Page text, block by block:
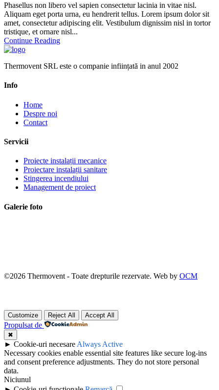
Phasellus non libero vel sapien consectetur lacinia in vitae nisl.
Aliquam eget porta urna, eu hendrerit tellus. Lorem ipsum dolor sit
amet, consectetur adipiscing elit. Vestibulum dignissim nisl in tortor
tristique, et ornare nisl...
Continue Reading
Thermovent SRL este o companie inființată in anul 2002
Info
Home
Despre noi
Contact
Servicii
Proiecte instalații mecanice
Proiectare instalații sanitare
Stingerea incendiului
Management de proiect
Galerie foto
©2026 Thermovent - Toate drepturile rezervate. Web by OCM
Customize Reject All Accept All
Propulsat de
✖
► Cookie-uri necesare Always Active
Necessary cookies enable essential site features like secure log-ins
and consent preference adjustments. They do not store personal
data.
Niciunul